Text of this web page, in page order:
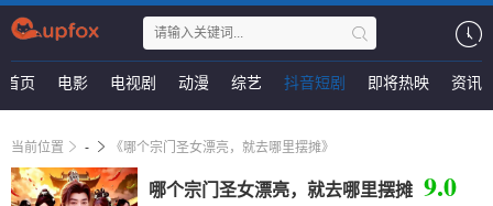
首页 电影 电视剧 动漫 综艺 抖音短剧 即将热映 资讯
当前位置 - 《哪个宗门圣女漂亮，就去哪里摆摊》
哪个宗门圣女漂亮，就去哪里摆摊 9.0